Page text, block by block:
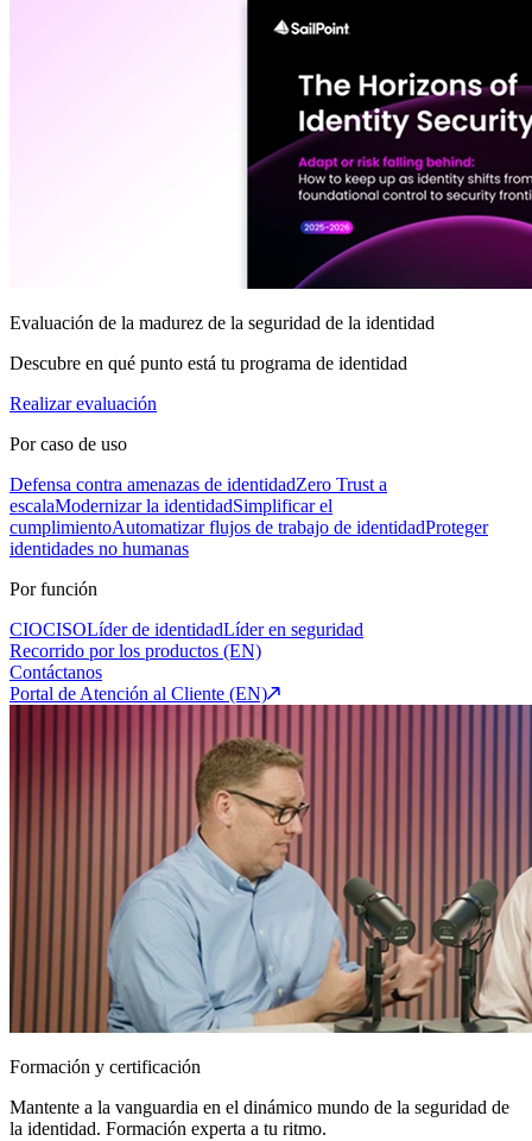
Evaluación de la madurez de la seguridad de la identidad
Descubre en qué punto está tu programa de identidad
Realizar evaluación
Por caso de uso
Defensa contra amenazas de identidadZero Trust a
escalaModernizar la identidadSimplificar el
cumplimientoAutomatizar flujos de trabajo de identidadProteger
identidades no humanas
Por función
CIOCISOLíder de identidadLíder en seguridad
Recorrido por los productos (EN)
Contáctanos
Portal de Atención al Cliente (EN)
Formación y certificación
Mantente a la vanguardia en el dinámico mundo de la seguridad de
la identidad. Formación experta a tu ritmo.